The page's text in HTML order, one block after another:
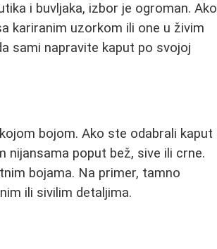
i buvljaka, izbor je ogroman. Ako
kariranim uzorkom ili one u živim
sami napravite kaput po svojoj
bojom. Ako ste odabrali kaput
nijansama poput bež, sive ili crne.
bojama. Na primer, tamno
ili sivilim detaljima.